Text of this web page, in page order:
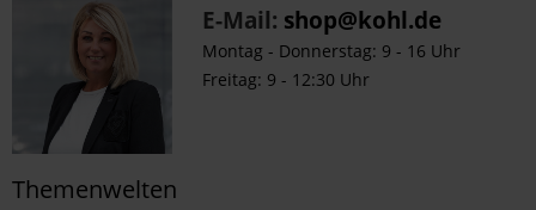
E-Mail: shop@kohl.de
Montag - Donnerstag: 9 - 16 Uhr
Freitag: 9 - 12:30 Uhr
Themenwelten